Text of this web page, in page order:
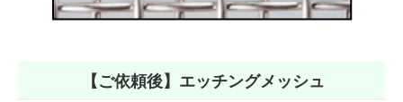
【ご依頼後】エッチングメッシュ